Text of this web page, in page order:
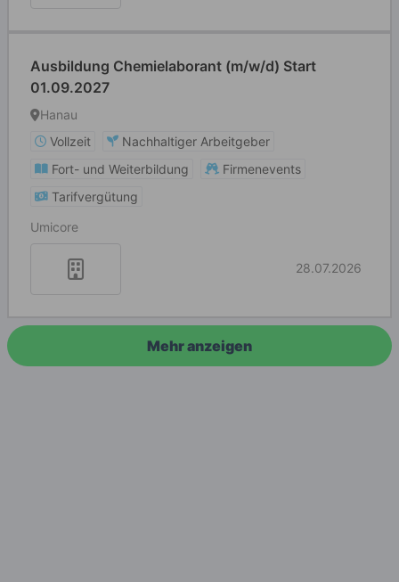
Ausbildung Chemielaborant (m/w/d) Start
01.09.2027
Hanau
Vollzeit
Nachhaltiger Arbeitgeber
Fort- und Weiterbildung
Firmenevents
Tarifvergütung
Umicore
28.07.2026
Mehr anzeigen